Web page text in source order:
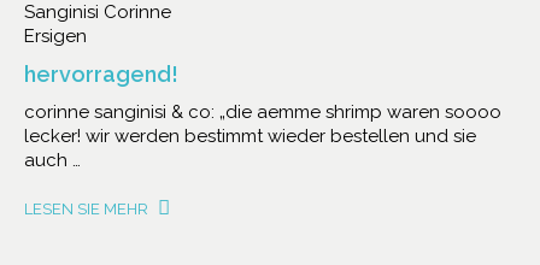
Sanginisi Corinne
Ersigen
hervorragend!
corinne sanginisi & co: „die aemme shrimp waren soooo
lecker! wir werden bestimmt wieder bestellen und sie
auch …
LESEN SIE MEHR